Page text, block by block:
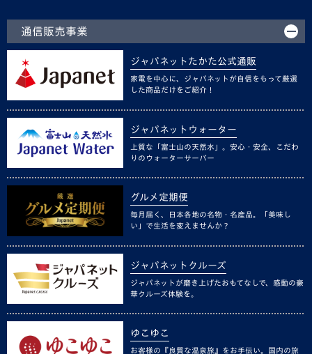
通信販売事業
ジャパネットたかた公式通販
家電を中心に、ジャパネットが自信をもって厳選
した商品だけをご紹介！
ジャパネットウォーター
上質な「富士山の天然水」。安心・安全、こだわ
りのウォーターサーバー
グルメ定期便
毎月届く、日本各地の名物・名産品。「美味し
い」で生活を変えませんか？
ジャパネットクルーズ
ジャパネットが磨き上げたおもてなしで、感動の豪
華クルーズ体験を。
ゆこゆこ
お客様の『良質な温泉旅』をお手伝い。国内の旅